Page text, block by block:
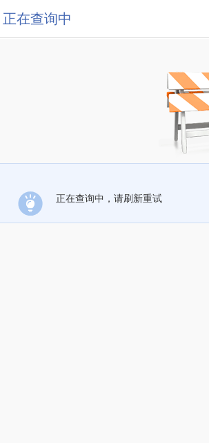
正在查询中
正在查询中，请刷新重试